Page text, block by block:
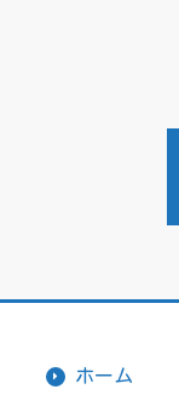
ホーム